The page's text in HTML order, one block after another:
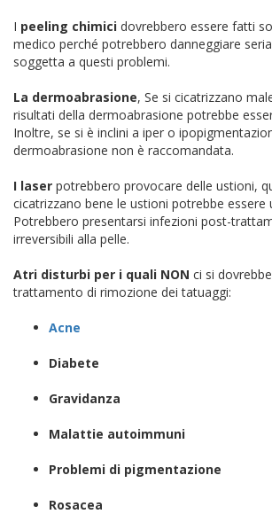
I peeling chimici dovrebbero essere fatti
medico perché potrebbero danneggiare
soggetta a questi problemi.
La dermoabrasione, Se si cicatrizzano
risultati della dermoabrasione potrebbe
Inoltre, se si è inclini a iper o
dermoabrasione non è raccomandata.
I laser potrebbero provocare delle ustioni,
cicatrizzano bene le ustioni potrebbe essere
Potrebbero presentarsi infezioni post-
irreversibili alla pelle.
Atri disturbi per i quali NON ci si
trattamento di rimozione dei tatuaggi:
Acne
Diabete
Gravidanza
Malattie autoimmuni
Problemi di pigmentazione
Rosacea